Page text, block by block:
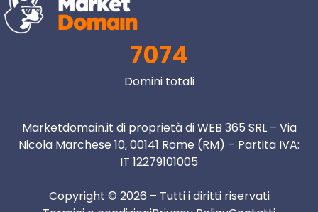
7074
Domini totali
Marketdomain.it di proprietà di WEB 365 SRL – Via
Nicola Marchese 10, 00141 Rome (RM) – Partita IVA:
IT 12279101005
Copyright © 2026 – Tutti i diritti riservati